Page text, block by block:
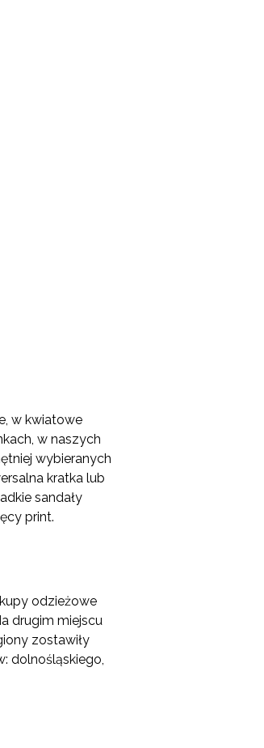
w kwiatowe
w naszych
wybieranych
kratka lub
sandały
print.
odzieżowe
drugim miejscu
zostawiły
dolnośląskiego,